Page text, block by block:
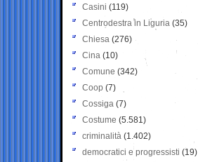
Casini (119)
Centrodestra in Liguria (35)
Chiesa (276)
Cina (10)
Comune (342)
Coop (7)
Cossiga (7)
Costume (5.581)
criminalità (1.402)
democratici e progressisti (19)